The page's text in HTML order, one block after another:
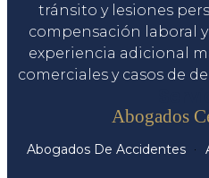
tránsito y lesiones
compensación laboral
experiencia adicional
comerciales y casos de
Abogados
Abogados De Accidentes